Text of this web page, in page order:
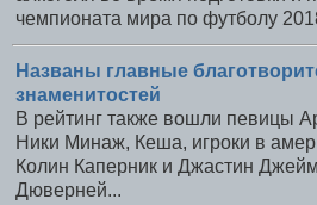
чемпионата мира по футболу
Названы главные
знаменитостей
В рейтинг также вошли певицы
Ники Минаж, Кеша, игроки в
Колин Каперник и Джастин
Дюверней...